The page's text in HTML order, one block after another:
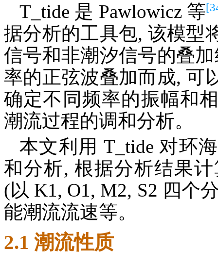
T_tide 是 Pawlowicz 等
据分析的工具包, 该模型
信号和非潮汐信号的叠
率的正弦波叠加而成, 可
确定不同频率的振幅和
潮流过程的调和分析。
本文利用 T_tide 对环
和分析, 根据分析结果
(以 K1, O1, M2, S2 四个
能潮流流速等。
2.1 潮流性质